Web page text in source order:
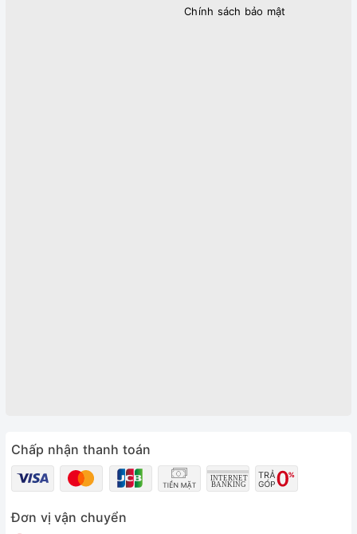
Chính sách bảo mật
Chấp nhận thanh toán
Đơn vị vận chuyển